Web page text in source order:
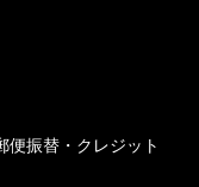
便振替・クレジット